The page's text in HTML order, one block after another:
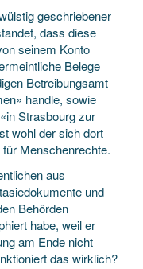
geschriebener
dass diese
seinem Konto
Belege
Betreibungsamt
handle, sowie
Strasbourg zur
wohl der sich dort
Menschenrechte.
aus
und
Behörden
habe, weil er
am Ende nicht
das wirklich?